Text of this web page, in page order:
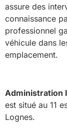
assure des
connaissance
professionnel
véhicule dans
emplacement.
Administration
est situé au 11
Lognes.